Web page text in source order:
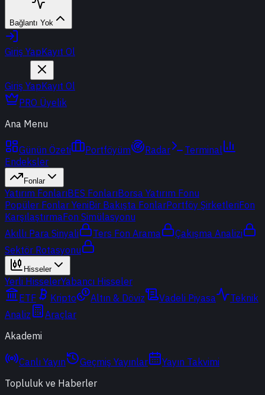
Bağlantı Yok
Giriş YapKayıt Ol
Giriş YapKayıt Ol
PRO Üyelik
Ana Menu
Günün Özeti Portföyüm Radar
Terminal
Endeksler
Fonlar
Yatırım FonlarıBES FonlarıBorsa Yatırım Fonu
Popüler Fonlar YeniBir Bakışta FonlarPortföy ŞirketleriFon
KarşılaştırmaFon Simülasyonu
Akıllı Para Sinyali
Ters Fon Arama
Çakışma Analizi
Sektör Rotasyonu
Hisseler
Yerli HisselerYabancı Hisseler
ETF
Kripto Altın & Döviz Vadeli Piyasa
Teknik
Analiz
Araçlar
Akademi
Canlı Yayın Geçmiş Yayınlar
Yayın Takvimi
Topluluk ve Haberler